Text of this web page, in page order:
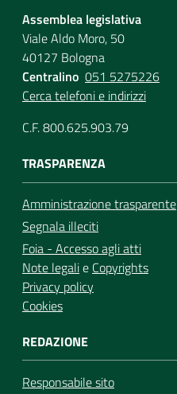
Assemblea legislativa
Viale Aldo Moro, 50
40127 Bologna
Centralino 051 5275226
Cerca telefoni e indirizzi
C.F. 800.625.903.79
TRASPARENZA
Amministrazione trasparente
Segnala illeciti
Foia - Accesso agli atti
Note legalie Copyrights
Privacy policy
Cookies
REDAZIONE
Responsabile sito